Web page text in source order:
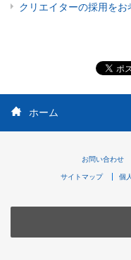
クリエイターの採用を
ホーム
お問い合わせ
サイトマップ 個